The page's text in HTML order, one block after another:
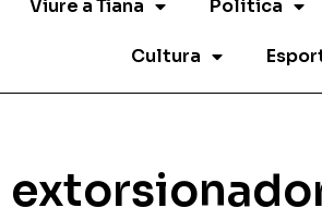
Viure a Tiana Política
Cultura